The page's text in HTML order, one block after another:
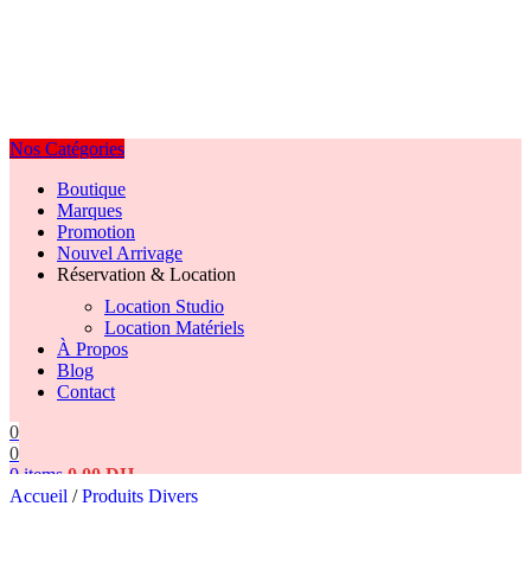
Nos Catégories
Boutique
Marques
Promotion
Nouvel Arrivage
Réservation & Location
Location Studio
Location Matériels
À Propos
Blog
Contact
0
0
0items 0,00DH
Accueil / Produits Divers